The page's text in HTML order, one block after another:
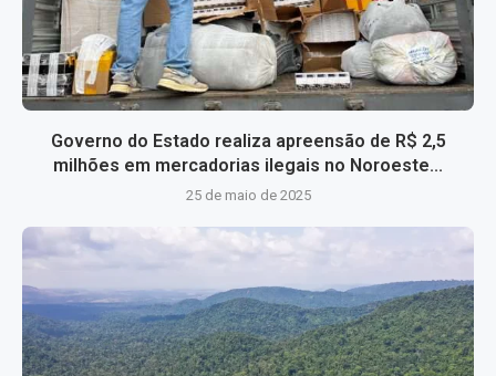
Governo do Estado realiza apreensão de R$ 2,5
milhões em mercadorias ilegais no Noroeste...
25 de maio de 2025